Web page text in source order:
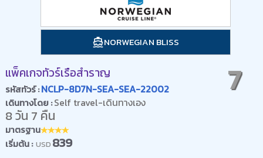
NORWEGIAN BLISS
แพ็คเกจทัวร์เรือสำราญ
รหัสทัวร์ :NCLP-8D7N-SEA-SEA-22002 7
เดินทางโดย :Self travel-เดินทางเอง
8 วัน 7 คืน
มาตรฐาน
เริ่มต้น : USD 839